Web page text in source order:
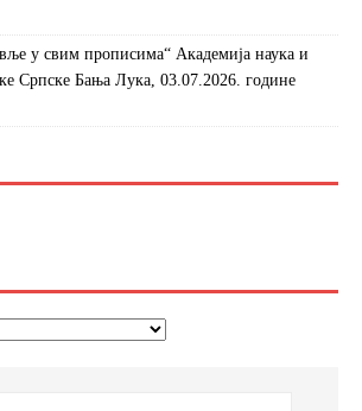
у свим прописима“ Академија наука и
Српске Бања Лука, 03.07.2026. године